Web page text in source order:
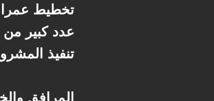
* تخطيط
* عدد كبير
* تنفيذ